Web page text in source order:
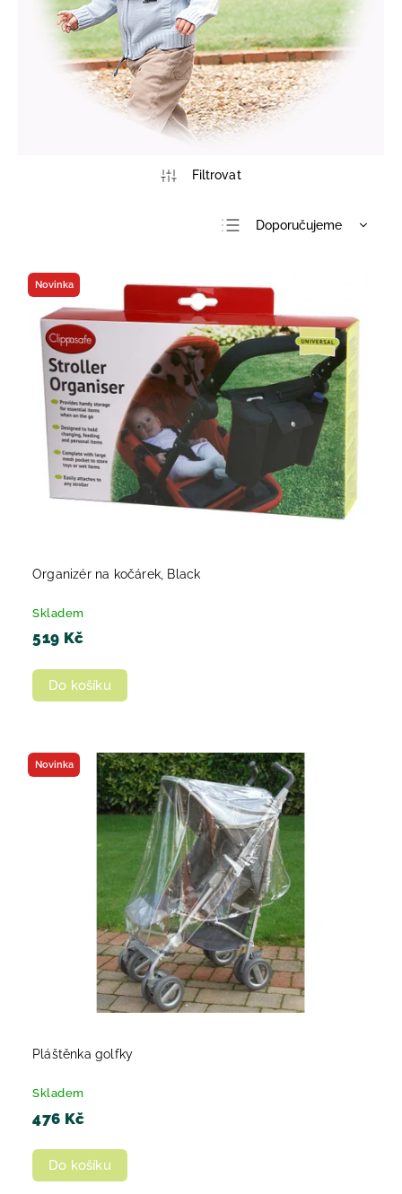
Doporučujeme
Nejprodávanější
Abecedně
Novinka
Organizér na kočárek, Black
Skladem
519 Kč
Do košíku
Novinka
Pláštěnka golfky
Skladem
476 Kč
Do košíku